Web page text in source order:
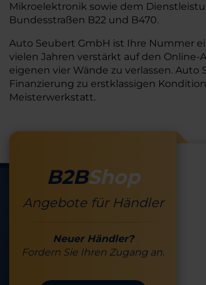
Mikroelektronik sowie dem
Bundesstraßen B22 und B470.
Auto Seubert GmbH ist Ihre Nummer
vielen Jahren verstärkt auf den Online-
eigenen vier Wände zu verlassen.
Finanzierung zu erstklassigen
Meisterwerkstatt.
B2BShop
Angebote für Händler
Neuer Händler?
Fordern Sie Ihren Zugang an.